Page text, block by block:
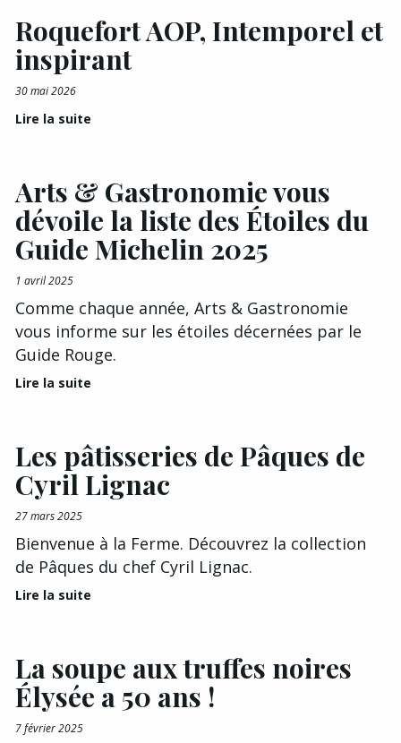
Roquefort AOP, Intemporel et
inspirant
30 mai 2026
Lire la suite
Arts & Gastronomie vous
dévoile la liste des Étoiles du
Guide Michelin 2025
1 avril 2025
Comme chaque année, Arts & Gastronomie
vous informe sur les étoiles décernées par le
Guide Rouge.
Lire la suite
Les pâtisseries de Pâques de
Cyril Lignac
27 mars 2025
Bienvenue à la Ferme. Découvrez la collection
de Pâques du chef Cyril Lignac.
Lire la suite
La soupe aux truffes noires
Élysée a 50 ans !
7 février 2025